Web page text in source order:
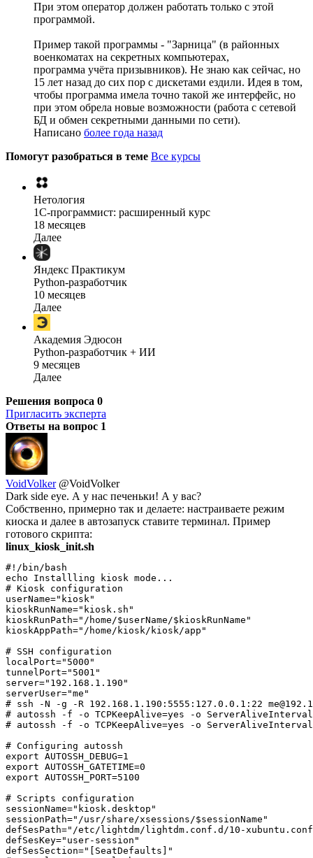
При этом оператор должен работать только с этой
программой.
Пример такой программы - "Зарница" (в районных
военкоматах на секретных компьютерах,
программа учёта призывников). Не знаю как сейчас, но
15 лет назад до сих пор с дискетами ездили. Идея в том,
чтобы программа имела точно такой же интерфейс, но
при этом обрела новые возможности (работа с сетевой
БД и обмен секретными данными по сети).
Написано более года назад
Помогут разобраться в теме Все курсы
Нетология
1C-программист: расширенный курс
18 месяцев
Далее
Яндекс Практикум
Python-разработчик
10 месяцев
Далее
Академия Эдюсон
Python-разработчик + ИИ
9 месяцев
Далее
Решения вопроса 0
Пригласить эксперта
Ответы на вопрос 1
VoidVolker @VoidVolker
Dark side eye. А у нас печеньки! А у вас?
Собственно, примерно так и делаете: настраиваете режим
киоска и далее в автозапуск ставите терминал. Пример
готового скрипта:
linux_kiosk_init.sh
#!/bin/bash
echo Installling kiosk mode...
# Kiosk configuration
userName="kiosk"
kioskRunName="kiosk.sh"
kioskRunPath="/home/$userName/$kioskRunName"
kioskAppPath="/home/kiosk/kiosk/app"
# SSH configuration
localPort="5000"
tunnelPort="5001"
server="192.168.1.190"
serverUser="me"
# ssh -N -g -R 192.168.1.190:5555:127.0.0.1:22
# autossh -f -o TCPKeepAlive=yes -o
# autossh -f -o TCPKeepAlive=yes -o
# Configuring autossh
export AUTOSSH_DEBUG=1
export AUTOSSH_GATETIME=0
export AUTOSSH_PORT=5100
# Scripts configuration
sessionName="kiosk.desktop"
sessionPath="/usr/share/xsessions/$sessionName"
defSesPath="/etc/lightdm/lightdm.conf.d/10-
defSesKey="user-session"
defSesSection="[SeatDefaults]"